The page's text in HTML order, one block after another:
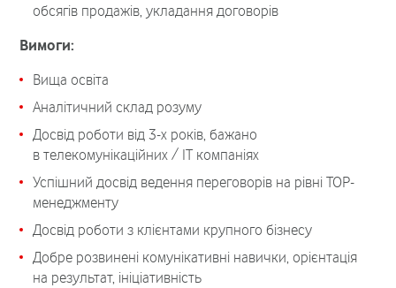
обсягів продажів, укладання договорів
Вимоги:
Вища освіта
Аналітичний склад розуму
Досвід роботи від 3-х років, бажано
в телекомунікаційних / ІТ компаніях
Успішний досвід ведення переговорів на рівні ТОР-
менеджменту
Досвід роботи з клієнтами крупного бізнесу
Добре розвинені комунікативні навички, орієнтація
на результат, ініціативність